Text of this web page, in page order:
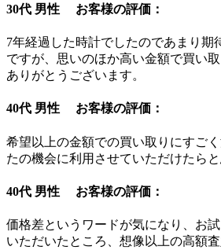
30代 男性 お客様の評価：
7年経過した時計でしたのであまり期
ですが、思いのほか高い金額で買い
ありがとうございます。
40代 男性 お客様の評価：
希望以上の金額での買い取りにすご
たの機会に利用させていただけたらと
40代 男性 お客様の評価：
価格差というワードが気になり、お
いただいたところ、想像以上の高額